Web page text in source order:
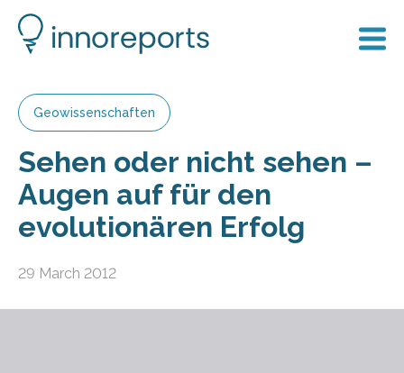
Geowissenschaften
Sehen oder nicht sehen –
Augen auf für den
evolutionären Erfolg
29 March 2012